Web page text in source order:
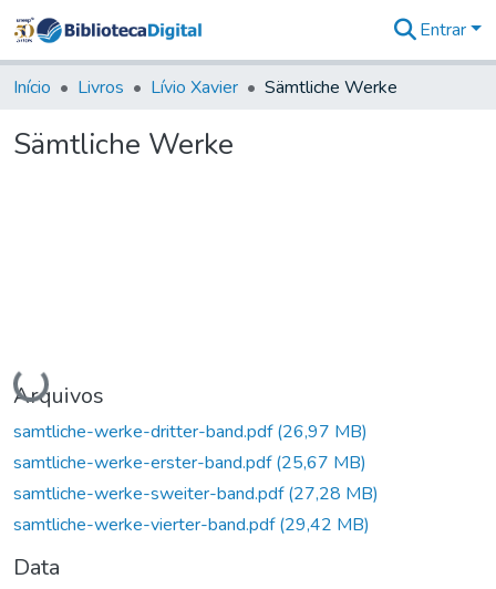
&
Coleções
Biblioteca
Entrar
Início Livros Lívio Xavier Sämtliche Werke
Sämtliche Werke
Carregando...
Arquivos
samtliche-werke-dritter-band.pdf(26,97 MB)
samtliche-werke-erster-band.pdf(25,67 MB)
samtliche-werke-sweiter-band.pdf(27,28 MB)
samtliche-werke-vierter-band.pdf(29,42 MB)
Data